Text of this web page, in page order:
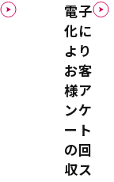
電子
化に
より
お客
様ア
ンケ
ート
の回
収ス